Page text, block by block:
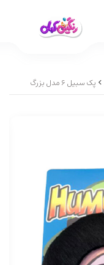
پک سبیل 6 مدل بزرگ